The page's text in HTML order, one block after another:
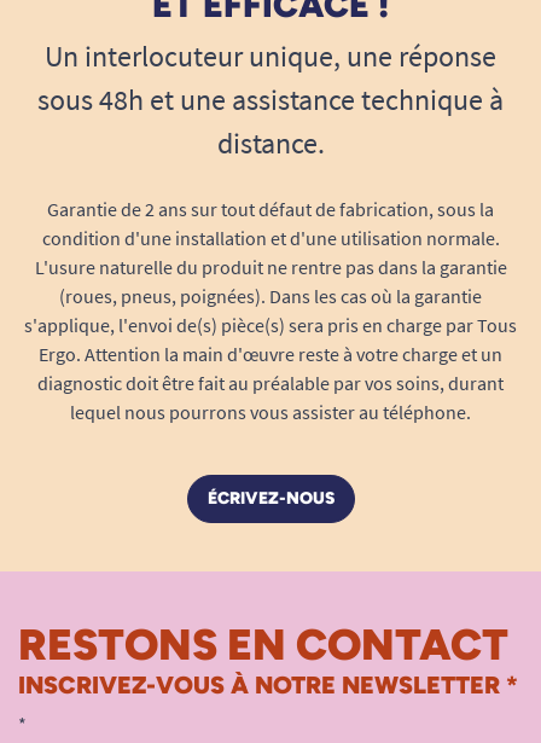
Un interlocuteur unique, une réponse
sous 48h et une assistance technique à
distance.
Garantie de 2 ans sur tout défaut de fabrication, sous la
condition d'une installation et d'une utilisation normale.
L'usure naturelle du produit ne rentre pas dans la garantie
(roues, pneus, poignées). Dans les cas où la garantie
s'applique, l'envoi de(s) pièce(s) sera pris en charge par Tous
Ergo. Attention la main d'œuvre reste à votre charge et un
diagnostic doit être fait au préalable par vos soins, durant
lequel nous pourrons vous assister au téléphone.
ÉCRIVEZ-NOUS
RESTONS EN CONTACT
INSCRIVEZ-VOUS À NOTRE NEWSLETTER *
*